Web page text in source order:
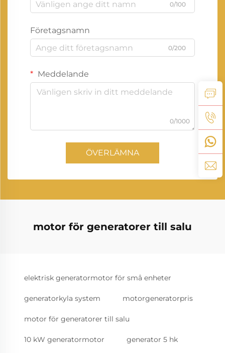
0/100
Företagsnamn
0/200
Meddelande
0/1000
ÖVERLÄMNA
motor för generatorer till salu
elektrisk generatormotor för små enheter
generatorkyla system motorgeneratorpris
motor för generatorer till salu
10 kW generatormotor generator 5 hk